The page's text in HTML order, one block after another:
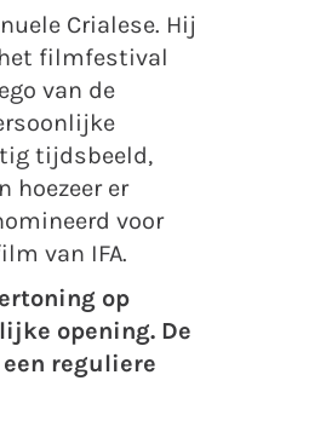
Crialese. Hij
filmfestival
van de
tijdsbeeld,
hoezeer er
voor
van IFA.
op
opening. De
reguliere